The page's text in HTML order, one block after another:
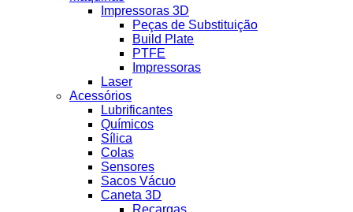
Impressoras 3D
Peças de Substituição
Build Plate
PTFE
Impressoras
Laser
Acessórios
Lubrificantes
Químicos
Sílica
Colas
Sensores
Sacos Vácuo
Caneta 3D